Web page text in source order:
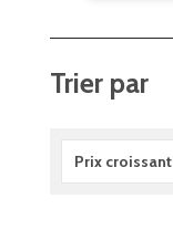
Trier par
Prix croissant